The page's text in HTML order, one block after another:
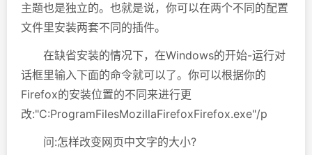
主题也是独立的。也就是说，你可以在两个不同的配置
文件里安装两套不同的插件。
在缺省安装的情况下，在Windows的开始-运行对
话框里输入下面的命令就可以了。你可以根据你的
Firefox的安装位置的不同来进行更
改:"C:ProgramFilesMozillaFirefoxFirefox.exe"/p
问:怎样改变网页中文字的大小?